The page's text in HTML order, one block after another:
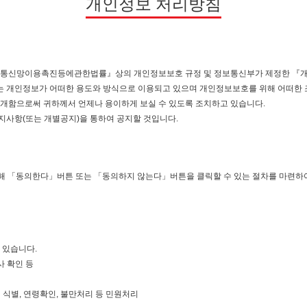
개인정보 처리방침
신망이용촉진등에관한법률』상의 개인정보보호 규정 및 정보통신부가 제정한 『
인정보가 어떠한 용도와 방식으로 이용되고 있으며 개인정보보호를 위해 어떠한
함으로써 귀하께서 언제나 용이하게 보실 수 있도록 조치하고 있습니다.
사항(또는 개별공지)을 통하여 공지할 것입니다.
「동의한다」버튼 또는 「동의하지 않는다」버튼을 클릭할 수 있는 절차를 마련
있습니다.
확인 등
별, 연령확인, 불만처리 등 민원처리